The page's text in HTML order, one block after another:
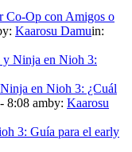
Co-Op con Amigos o
Kaarosu Damuin:
en Nioh 3: ¿Cuál
8:08 amby: Kaarosu